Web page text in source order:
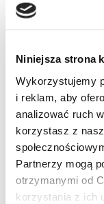
Niniejsza strona
Wykorzystujemy
i reklam, aby
analizować ruch
korzystasz z
Partnerzy mogą
otrzymanymi od
korzystania z ich
Brak
RATY 0%
405 Android
2004 – 2015
Promocja!